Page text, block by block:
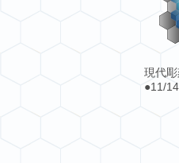
現代
●11/